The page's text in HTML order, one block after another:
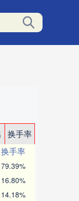
换手率
换手率
79.39%
16.80%
14.18%